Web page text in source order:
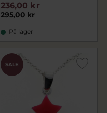
295,00 kr
236,00 kr
På lager
SALE